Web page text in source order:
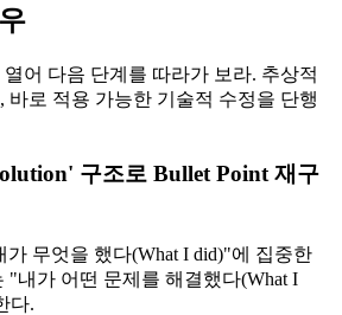
어 다음 단계를 따라가 보라. 추상적
바로 적용 가능한 기술적 수정을 단행
구조로 Bullet Point 재구
무엇을 했다(What I did)"에 집중한
"내가 어떤 문제를 해결했다(What I
다.